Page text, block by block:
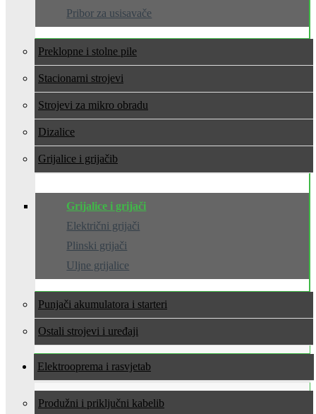
Pribor za usisavače
Preklopne i stolne pile
Stacionarni strojevi
Strojevi za mikro obradu
Dizalice
Grijalice i grijači
Grijalice i grijači
Električni grijači
Plinski grijači
Uljne grijalice
Punjači akumulatora i starteri
Ostali strojevi i uređaji
Elektrooprema i rasvjeta
Produžni i priključni kabeli